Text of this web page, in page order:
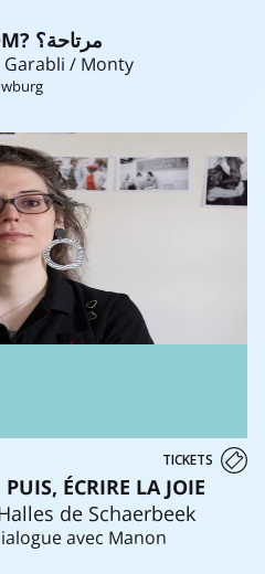
IN RELATION TO WHOM? مرتاحة؟
/ Monty
TICKETS
ÉCRIRE LA JOIE
de Schaerbeek
avec Manon